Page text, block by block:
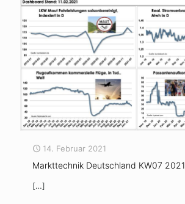
14. Februar 2021
Markttechnik Deutschland KW07 2021
[…]